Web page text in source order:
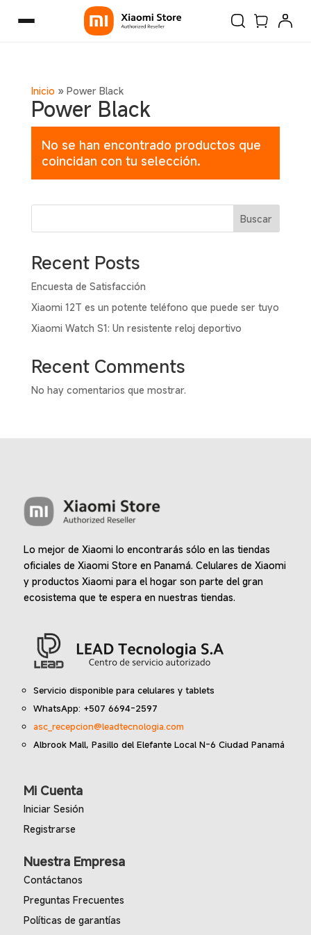
Inicio » Power Black
Power Black
No se han encontrado productos que
coincidan con tu selección.
Buscar
Recent Posts
Encuesta de Satisfacción
Xiaomi 12T es un potente teléfono que puede ser tuyo
Xiaomi Watch S1: Un resistente reloj deportivo
Recent Comments
No hay comentarios que mostrar.
Lo mejor de Xiaomi lo encontrarás sólo en las tiendas
oficiales de Xiaomi Store en Panamá. Celulares de Xiaomi
y productos Xiaomi para el hogar son parte del gran
ecosistema que te espera en nuestras tiendas.
Servicio disponible para celulares y tablets
WhatsApp: +507 6694-2597
asc_recepcion@leadtecnologia.com
Albrook Mall, Pasillo del Elefante Local N-6 Ciudad Panamá
Mi Cuenta
Iniciar Sesión
Registrarse
Nuestra Empresa
Contáctanos
Preguntas Frecuentes
Políticas de garantías